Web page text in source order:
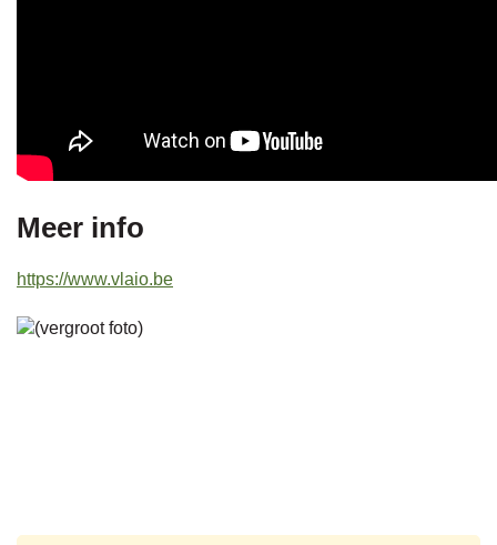
Meer info
https://www.vlaio.be